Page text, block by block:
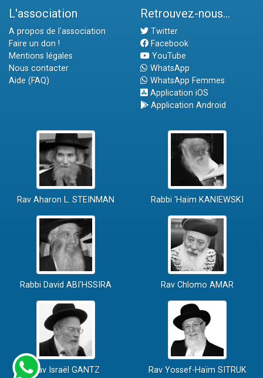
L'association
A propos de l'association
Faire un don !
Mentions légales
Nous contacter
Aide (FAQ)
Retrouvez-nous...
Twitter
Facebook
YouTube
WhatsApp
WhatsApp Femmes
Application iOS
Application Android
Rav Aharon L. STEINMAN Rabbi 'Haïm KANIEWSKI
Rabbi David ABI'HSSIRA Rav Chlomo AMAR
Rav Israël GANTZ Rav Yossef-Haïm SITRUK